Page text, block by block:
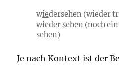
wiedersehen (wieder
wieder sehen (noch
sehen)
Je nach Kontext ist der